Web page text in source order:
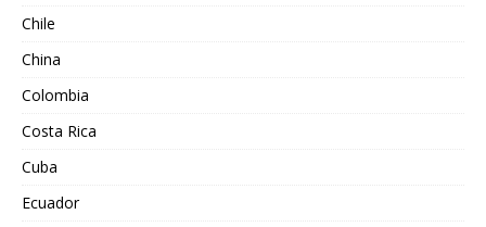
Chile
China
Colombia
Costa Rica
Cuba
Ecuador